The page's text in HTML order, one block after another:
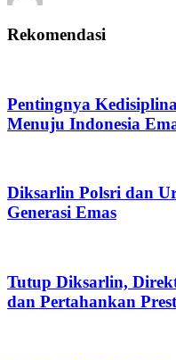
Rekomendasi
Pentingnya
Menuju Indonesia
Diksarlin Polsri dan
Generasi Emas
Tutup Diksarlin,
dan Pertahankan